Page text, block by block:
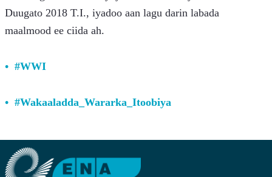
Duugato 2018 T.I., iyadoo aan lagu darin labada
maalmood ee ciida ah.
#WWI
#Wakaaladda_Wararka_Itoobiya